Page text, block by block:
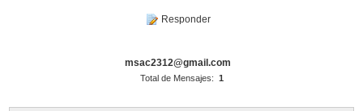
Responder
msac2312@gmail.com
Total de Mensajes: 1